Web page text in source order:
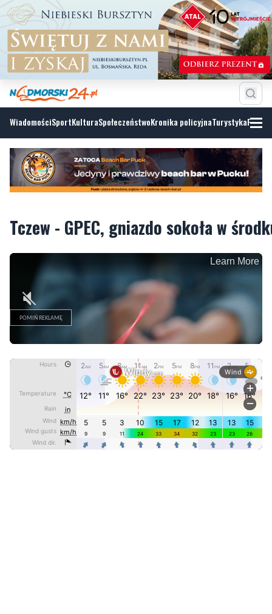
WiadomościSportKulturaSpołeczeństwoKronika policyjnaTurystyka
Tczew - GPEC, gniazdo sokoła w